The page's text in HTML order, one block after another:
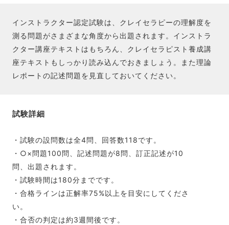
インストラクター認定試験は、クレイセラピーの理解度を
測る問題がさまざまな角度から出題されます。インストラ
クター講座テキストはもちろん、クレイセラピスト養成講
座テキストもしっかり読み込んでおきましょう。また理論
レポートの記述問題を見直しておいてください。
試験詳細
・試験の設問数は全4問、回答数118です。
・○×問題100問、記述問題が8問、訂正記述が10
問、出題されます。
・試験時間は180分までです。
・合格ラインは正解率75%以上を目安にしてくださ
い。
・合否の判定は約3週間後です。